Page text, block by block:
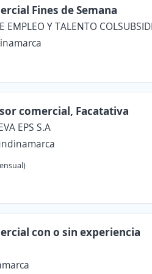
Fines de Semana
EMPLEO Y TALENTO
comercial, Facatativa
EPS S.A
con o sin experiencia